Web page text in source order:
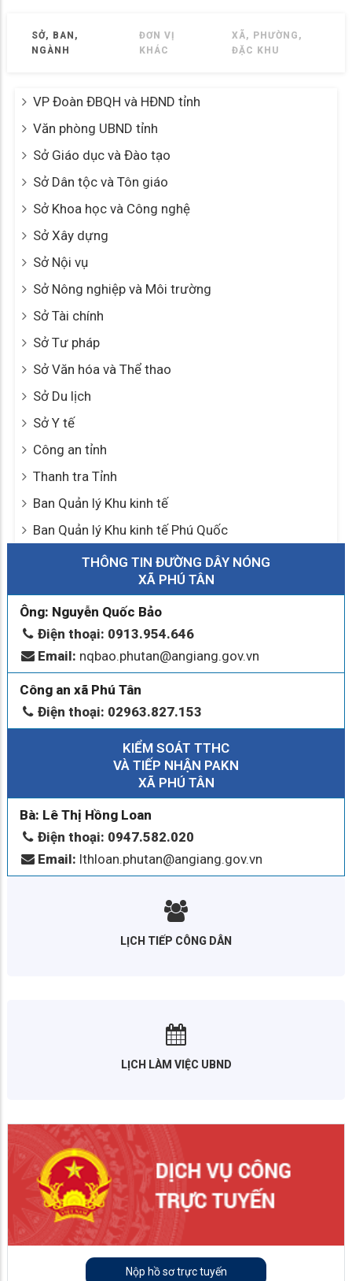
SỞ, BAN,
NGÀNH
ĐƠN VỊ
KHÁC
XÃ, PHƯỜNG,
ĐẶC KHU
VP Đoàn ĐBQH và HĐND tỉnh
Văn phòng UBND tỉnh
Sở Giáo dục và Đào tạo
Sở Dân tộc và Tôn giáo
Sở Khoa học và Công nghệ
Sở Xây dựng
Sở Nội vụ
Sở Nông nghiệp và Môi trường
Sở Tài chính
Sở Tư pháp
Sở Văn hóa và Thể thao
Sở Du lịch
Sở Y tế
Công an tỉnh
Thanh tra Tỉnh
Ban Quản lý Khu kinh tế
Ban Quản lý Khu kinh tế Phú Quốc
THÔNG TIN ĐƯỜNG DÂY NÓNG
XÃ PHÚ TÂN
Ông: Nguyễn Quốc Bảo
Điện thoại: 0913.954.646
Email: nqbao.phutan@angiang.gov.vn
Công an xã Phú Tân
Điện thoại: 02963.827.153
KIỂM SOÁT TTHC
VÀ TIẾP NHẬN PAKN
XÃ PHÚ TÂN
Bà: Lê Thị Hồng Loan
Điện thoại: 0947.582.020
Email: lthloan.phutan@angiang.gov.vn
LỊCH TIẾP CÔNG DÂN
LỊCH LÀM VIỆC UBND
Nộp hồ sơ trực tuyến